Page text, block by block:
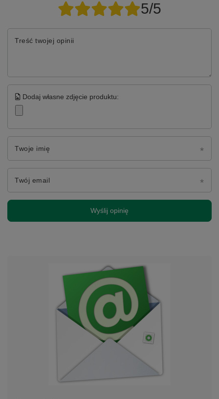
5/5
Treść twojej opinii
Dodaj własne zdjęcie produktu:
Twoje imię
Twój email
Wyślij opinię